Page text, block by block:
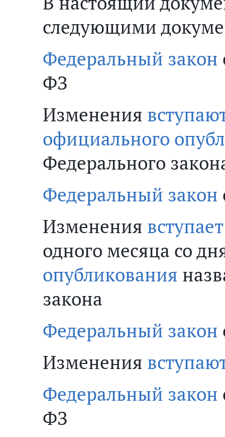
следующими
Федеральный закон
ФЗ
Изменения
официального
Федерального
Федеральный закон
Изменения
одного месяца со
опубликования
закона
Федеральный закон
Изменения
Федеральный закон
ФЗ